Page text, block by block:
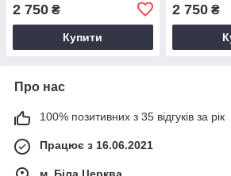
2 750 ₴
Купити
2 750₴
Про нас
100% позитивних з 35 відгуків за рік
Працює з 16.06.2021